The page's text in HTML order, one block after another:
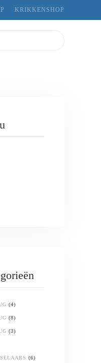
KRIKKENSHOP
(4)
(8)
(3)
(6)